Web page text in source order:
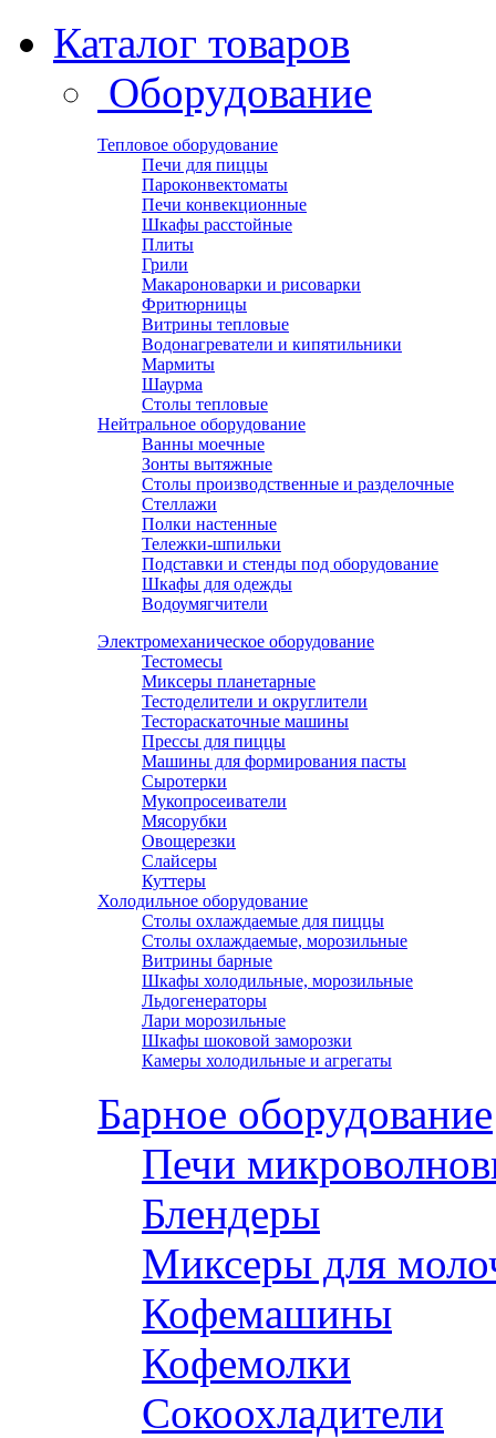
Каталог товаров
Оборудование
Тепловое оборудование
Печи для пиццы
Пароконвектоматы
Печи конвекционные
Шкафы расстойные
Плиты
Грили
Макароноварки и рисоварки
Фритюрницы
Витрины тепловые
Водонагреватели и кипятильники
Мармиты
Шаурма
Столы тепловые
Нейтральное оборудование
Ванны моечные
Зонты вытяжные
Столы производственные и разделочные
Стеллажи
Полки настенные
Тележки-шпильки
Подставки и стенды под оборудование
Шкафы для одежды
Водоумягчители
Электромеханическое оборудование
Тестомесы
Миксеры планетарные
Тестоделители и округлители
Тестораскаточные машины
Прессы для пиццы
Машины для формирования пасты
Сыротерки
Мукопросеиватели
Мясорубки
Овощерезки
Слайсеры
Куттеры
Холодильное оборудование
Столы охлаждаемые для пиццы
Столы охлаждаемые, морозильные
Витрины барные
Шкафы холодильные, морозильные
Льдогенераторы
Лари морозильные
Шкафы шоковой заморозки
Камеры холодильные и агрегаты
Барное оборудование
Печи
Блендеры
Миксеры для
Кофемашины
Кофемолки
Сокоохладители